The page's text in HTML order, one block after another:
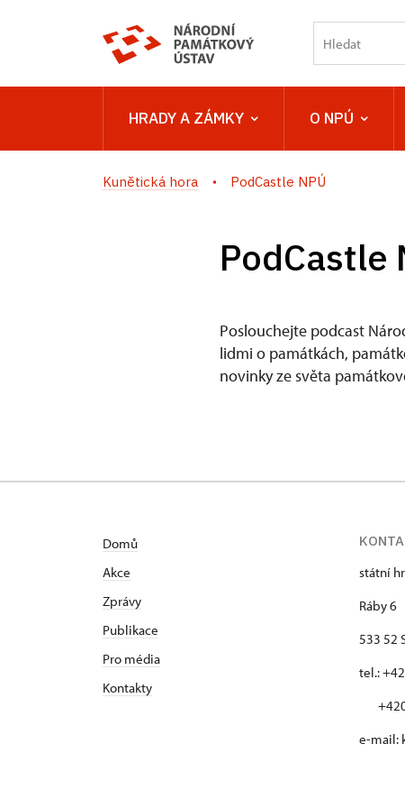
HRADY A ZÁMKY O NPÚ
Kunětická hora PodCastle NPÚ
PodCastle
Poslouchejte podcast
lidmi o památkách,
novinky ze světa
Domů
Akce
Zprávy
Publikace
Pro média
Kontakty
státní
Ráby 6
533 52
tel.:
+420
e-mail: